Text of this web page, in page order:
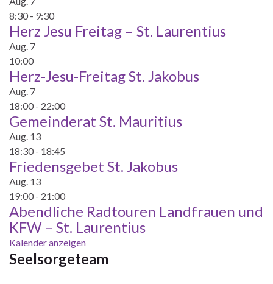
8:30 - 9:30
Herz Jesu Freitag – St. Laurentius
Aug. 7
10:00
Herz-Jesu-Freitag St. Jakobus
Aug. 7
18:00 - 22:00
Gemeinderat St. Mauritius
Aug. 13
18:30 - 18:45
Friedensgebet St. Jakobus
Aug. 13
19:00 - 21:00
Abendliche Radtouren Landfrauen und
KFW – St. Laurentius
Kalender anzeigen
Seelsorgeteam